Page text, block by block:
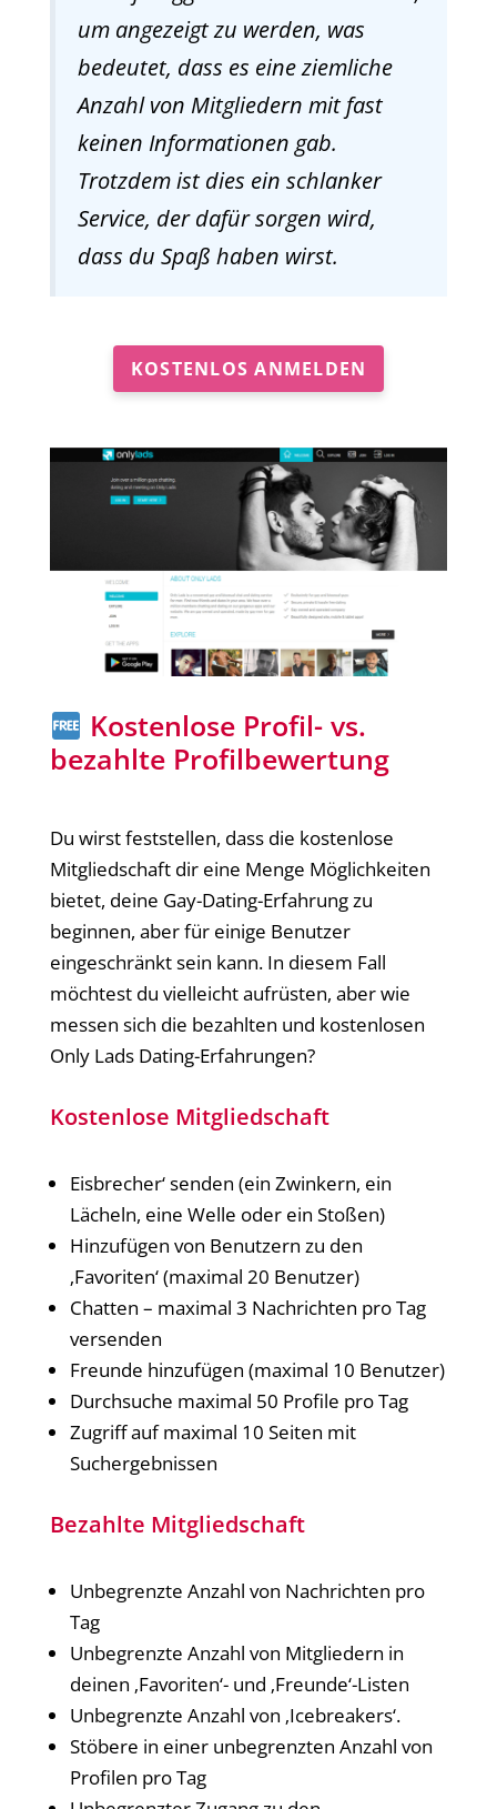
um angezeigt zu werden, was
bedeutet, dass es eine ziemliche
Anzahl von Mitgliedern mit fast
keinen Informationen gab.
Trotzdem ist dies ein schlanker
Service, der dafür sorgen wird,
dass du Spaß haben wirst.
KOSTENLOS ANMELDEN
Kostenlose Profil- vs.
bezahlte Profilbewertung
Du wirst feststellen, dass die kostenlose
Mitgliedschaft dir eine Menge Möglichkeiten
bietet, deine Gay-Dating-Erfahrung zu
beginnen, aber für einige Benutzer
eingeschränkt sein kann. In diesem Fall
möchtest du vielleicht aufrüsten, aber wie
messen sich die bezahlten und kostenlosen
Only Lads Dating-Erfahrungen?
Kostenlose Mitgliedschaft
Eisbrecher‘ senden (ein Zwinkern, ein
Lächeln, eine Welle oder ein Stoßen)
Hinzufügen von Benutzern zu den
‚Favoriten‘ (maximal 20 Benutzer)
Chatten – maximal 3 Nachrichten pro Tag
versenden
Freunde hinzufügen (maximal 10 Benutzer)
Durchsuche maximal 50 Profile pro Tag
Zugriff auf maximal 10 Seiten mit
Suchergebnissen
Bezahlte Mitgliedschaft
Unbegrenzte Anzahl von Nachrichten pro
Tag
Unbegrenzte Anzahl von Mitgliedern in
deinen ‚Favoriten‘- und ‚Freunde‘-Listen
Unbegrenzte Anzahl von ‚Icebreakers‘.
Stöbere in einer unbegrenzten Anzahl von
Profilen pro Tag